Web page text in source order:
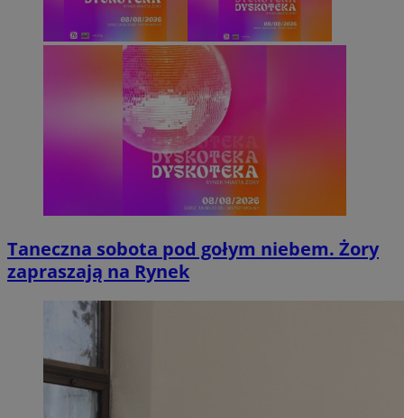
Taneczna sobota pod gołym niebem. Żory
zapraszają na Rynek